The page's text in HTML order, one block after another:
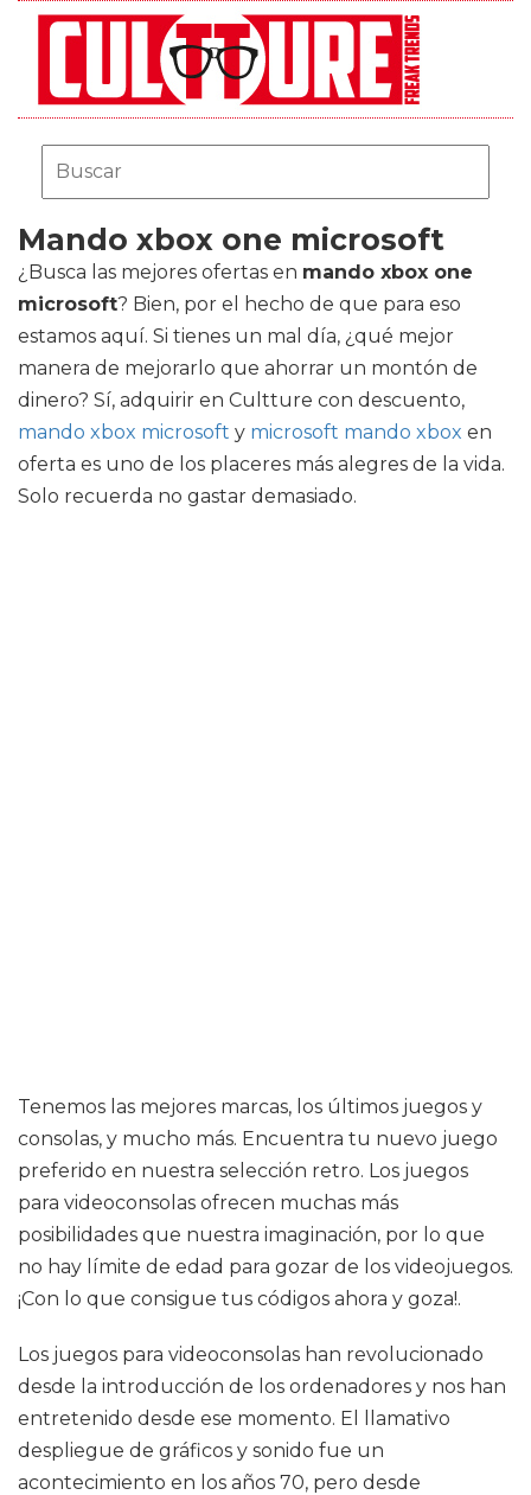
Mando xbox one microsoft
¿Busca las mejores ofertas en mando xbox one
microsoft? Bien, por el hecho de que para eso
estamos aquí. Si tienes un mal día, ¿qué mejor
manera de mejorarlo que ahorrar un montón de
dinero? Sí, adquirir en Cultture con descuento,
mando xbox microsoft y microsoft mando xbox en
oferta es uno de los placeres más alegres de la vida.
Solo recuerda no gastar demasiado.
Tenemos las mejores marcas, los últimos juegos y
consolas, y mucho más. Encuentra tu nuevo juego
preferido en nuestra selección retro. Los juegos
para videoconsolas ofrecen muchas más
posibilidades que nuestra imaginación, por lo que
no hay límite de edad para gozar de los videojuegos.
¡Con lo que consigue tus códigos ahora y goza!.
Los juegos para videoconsolas han revolucionado
desde la introducción de los ordenadores y nos han
entretenido desde ese momento. El llamativo
despliegue de gráficos y sonido fue un
acontecimiento en los años 70, pero desde